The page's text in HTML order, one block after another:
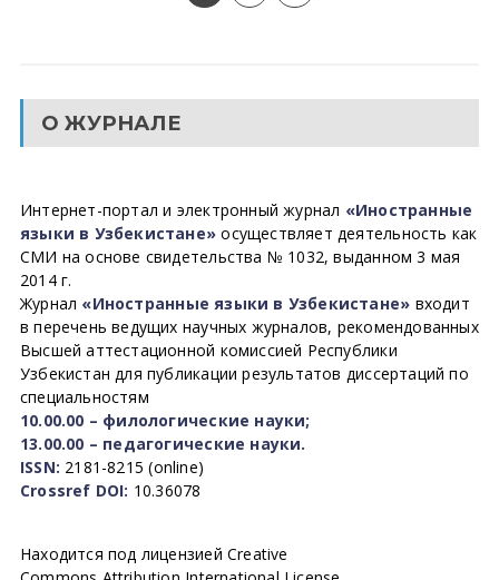
О ЖУРНАЛЕ
Интернет-портал и электронный журнал «Иностранные
языки в Узбекистане» осуществляет деятельность как
СМИ на основе свидетельства № 1032, выданном 3 мая
2014 г.
Журнал «Иностранные языки в Узбекистане» входит
в перечень ведущих научных журналов, рекомендованных
Высшей аттестационной комиссией Республики
Узбекистан для публикации результатов диссертаций по
специальностям
10.00.00 – филологические науки;
13.00.00 – педагогические науки.
ISSN: 2181-8215 (online)
Crossref DOI: 10.36078
Находится под лицензией Creative